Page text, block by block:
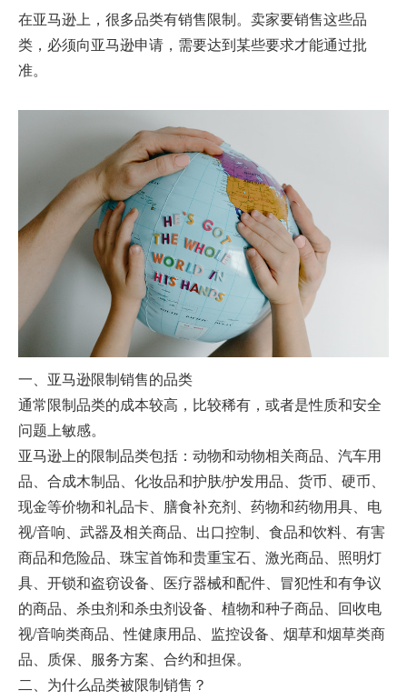
在亚马逊上，很多品类有销售限制。卖家要销售这些品
类，必须向亚马逊申请，需要达到某些要求才能通过批
准。
一、亚马逊限制销售的品类
通常限制品类的成本较高，比较稀有，或者是性质和安全
问题上敏感。
亚马逊上的限制品类包括：动物和动物相关商品、汽车用
品、合成木制品、化妆品和护肤/护发用品、货币、硬币、
现金等价物和礼品卡、膳食补充剂、药物和药物用具、电
视/音响、武器及相关商品、出口控制、食品和饮料、有害
商品和危险品、珠宝首饰和贵重宝石、激光商品、照明灯
具、开锁和盗窃设备、医疗器械和配件、冒犯性和有争议
的商品、杀虫剂和杀虫剂设备、植物和种子商品、回收电
视/音响类商品、性健康用品、监控设备、烟草和烟草类商
品、质保、服务方案、合约和担保。
二、为什么品类被限制销售？